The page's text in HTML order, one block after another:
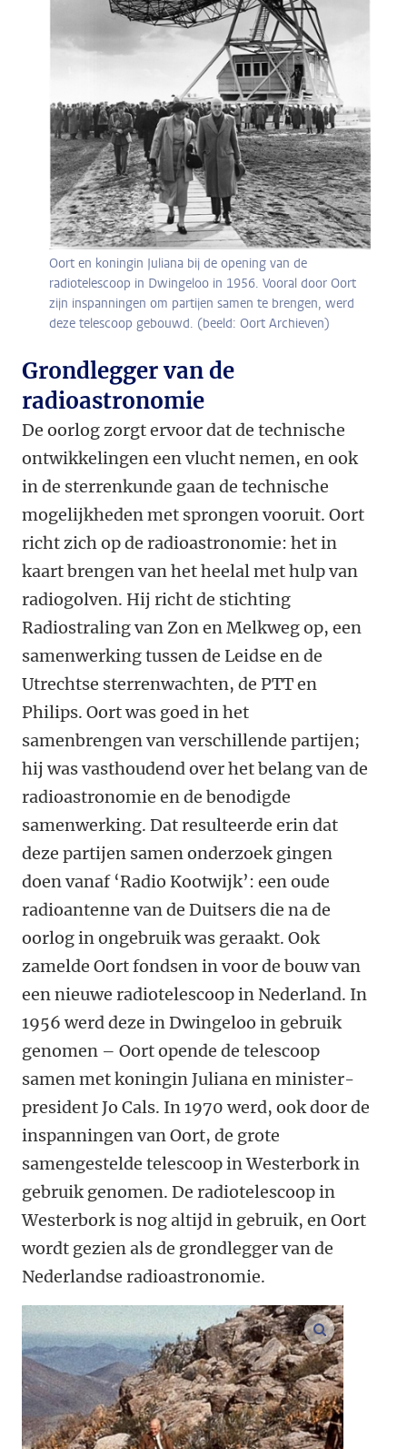
Oort en koningin Juliana bij de opening van de
radiotelescoop in Dwingeloo in 1956. Vooral door Oort
zijn inspanningen om partijen samen te brengen, werd
deze telescoop gebouwd. (beeld: Oort Archieven)
Grondlegger van de
radioastronomie
De oorlog zorgt ervoor dat de technische
ontwikkelingen een vlucht nemen, en ook
in de sterrenkunde gaan de technische
mogelijkheden met sprongen vooruit. Oort
richt zich op de radioastronomie: het in
kaart brengen van het heelal met hulp van
radiogolven. Hij richt de stichting
Radiostraling van Zon en Melkweg op, een
samenwerking tussen de Leidse en de
Utrechtse sterrenwachten, de PTT en
Philips. Oort was goed in het
samenbrengen van verschillende partijen;
hij was vasthoudend over het belang van de
radioastronomie en de benodigde
samenwerking. Dat resulteerde erin dat
deze partijen samen onderzoek gingen
doen vanaf ‘Radio Kootwijk’: een oude
radioantenne van de Duitsers die na de
oorlog in ongebruik was geraakt. Ook
zamelde Oort fondsen in voor de bouw van
een nieuwe radiotelescoop in Nederland. In
1956 werd deze in Dwingeloo in gebruik
genomen – Oort opende de telescoop
samen met koningin Juliana en minister-
president Jo Cals. In 1970 werd, ook door de
inspanningen van Oort, de grote
samengestelde telescoop in Westerbork in
gebruik genomen. De radiotelescoop in
Westerbork is nog altijd in gebruik, en Oort
wordt gezien als de grondlegger van de
Nederlandse radioastronomie.
vergroot